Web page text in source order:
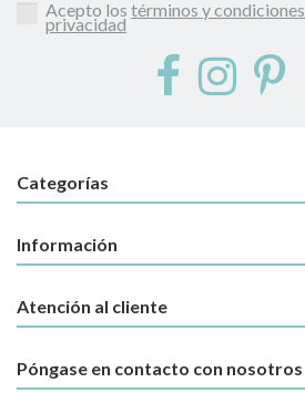
Acepto lostérminos y condiciones
privacidad
Categorías
Información
Atención al cliente
Póngase en contacto con nosotros